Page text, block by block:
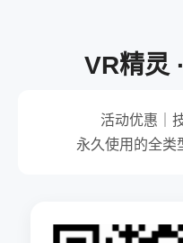
VR精灵
活动优惠｜
永久使用的全类